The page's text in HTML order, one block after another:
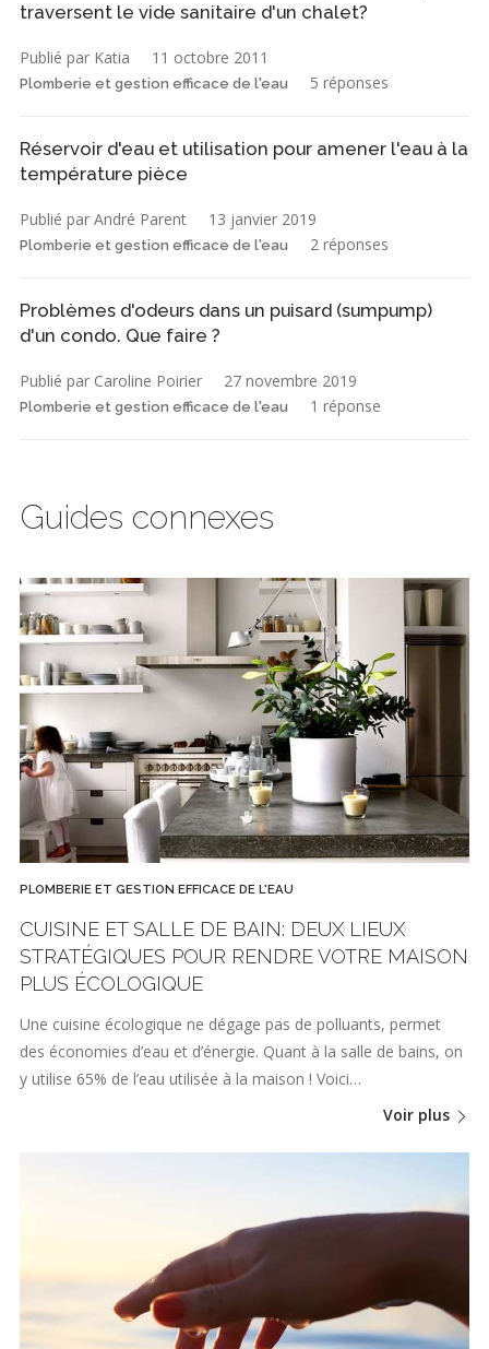
traversent le vide sanitaire d'un chalet?
Publié par Katia 11 octobre 2011
Plomberie et gestion efficace de l'eau 5 réponses
Réservoir d'eau et utilisation pour amener l'eau à la
température pièce
Publié par André Parent 13 janvier 2019
Plomberie et gestion efficace de l'eau 2 réponses
Problèmes d'odeurs dans un puisard (sumpump)
d'un condo. Que faire ?
Publié par Caroline Poirier 27 novembre 2019
Plomberie et gestion efficace de l'eau 1 réponse
Guides connexes
PLOMBERIE ET GESTION EFFICACE DE L'EAU
CUISINE ET SALLE DE BAIN: DEUX LIEUX
STRATÉGIQUES POUR RENDRE VOTRE MAISON
PLUS ÉCOLOGIQUE
Une cuisine écologique ne dégage pas de polluants, permet
des économies d’eau et d’énergie. Quant à la salle de bains, on
y utilise 65% de l’eau utilisée à la maison ! Voici…
Voir plus